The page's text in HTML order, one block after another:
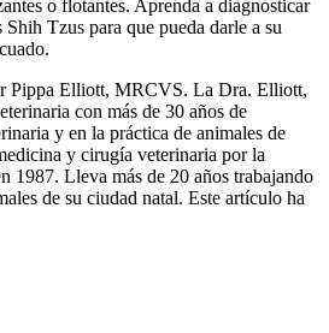
o flotantes. Aprenda a diagnosticar
Tzus para que pueda darle a su
Pippa Elliott, MRCVS. La Dra. Elliott,
con más de 30 años de
y en la práctica de animales de
y cirugía veterinaria por la
1987. Lleva más de 20 años trabajando
de su ciudad natal. Este artículo ha